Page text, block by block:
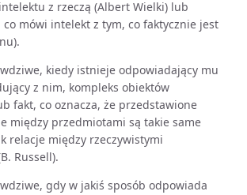
z rzeczą (Albert Wielki) lub
mówi intelekt z tym, co faktycznie jest
kiedy istnieje odpowiadający mu
z nim, kompleks obiektów
fakt, co oznacza, że przedstawione
między przedmiotami są takie same
relacje między rzeczywistymi
Russell).
gdy w jakiś sposób odpowiada